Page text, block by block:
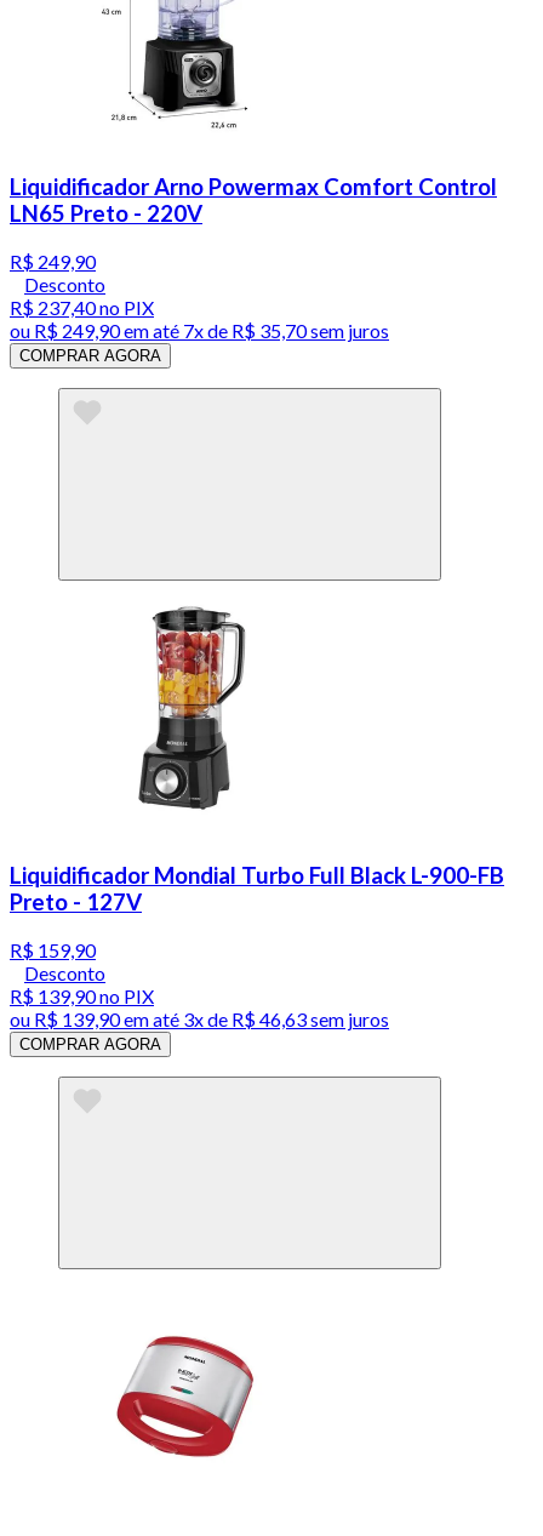
Liquidificador Arno Powermax Comfort Control
LN65 Preto - 220V
R$ 249,90
Desconto
R$ 237,40no PIX
ou R$ 249,90em até 7x de R$ 35,70 sem juros
COMPRAR AGORA
Liquidificador Mondial Turbo Full Black L-900-FB
Preto - 127V
R$ 159,90
Desconto
R$ 139,90no PIX
ou R$ 139,90em até 3x de R$ 46,63 sem juros
COMPRAR AGORA